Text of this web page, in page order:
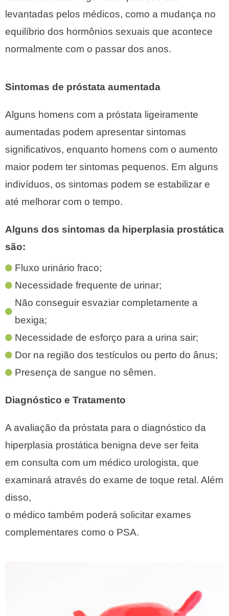
levantadas pelos médicos, como a mudança no
equilíbrio dos hormônios sexuais que acontece
normalmente com o passar dos anos.
Sintomas de próstata aumentada
Alguns homens com a próstata ligeiramente
aumentadas podem apresentar sintomas
significativos, enquanto homens com o aumento
maior podem ter sintomas pequenos. Em alguns
indivíduos, os sintomas podem se estabilizar e
até melhorar com o tempo.
Alguns dos sintomas da hiperplasia prostática
são:
Fluxo urinário fraco;
Necessidade frequente de urinar;
Não conseguir esvaziar completamente a
bexiga;
Necessidade de esforço para a urina sair;
Dor na região dos testículos ou perto do ânus;
Presença de sangue no sêmen.
Diagnóstico e Tratamento
A avaliação da próstata para o diagnóstico da
hiperplasia prostática benigna deve ser feita
em consulta com um médico urologista, que
examinará através do exame de toque retal. Além
disso,
o médico também poderá solicitar exames
complementares como o PSA.